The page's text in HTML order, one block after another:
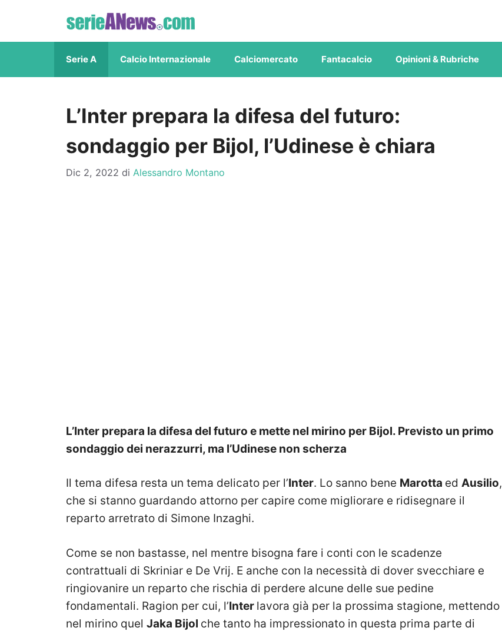
contenuto
Serie A Calcio Internazionale Calciomercato Fantacalcio Opinioni & Rubriche
L’Inter prepara la difesa del futuro:
sondaggio per Bijol, l’Udinese è chiara
Dic 2, 2022 di Alessandro Montano
L’Inter prepara la difesa del futuro e mette nel mirino per Bijol. Previsto un primo
sondaggio dei nerazzurri, ma l’Udinese non scherza
Il tema difesa resta un tema delicato per l’Inter. Lo sanno bene Marotta ed Ausilio,
che si stanno guardando attorno per capire come migliorare e ridisegnare il
reparto arretrato di Simone Inzaghi.
Come se non bastasse, nel mentre bisogna fare i conti con le scadenze
contrattuali di Skriniar e De Vrij. E anche con la necessità di dover svecchiare e
ringiovanire un reparto che rischia di perdere alcune delle sue pedine
fondamentali. Ragion per cui, l’Inter lavora già per la prossima stagione, mettendo
nel mirino quel Jaka Bijol che tanto ha impressionato in questa prima parte di